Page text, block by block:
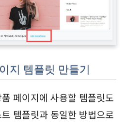
지 템플릿 만들기
페이지에 사용할 템플릿도
템플릿과 동일한 방법으로